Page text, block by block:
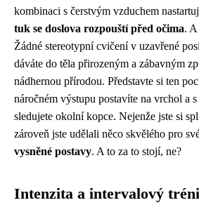
kombinaci s čerstvým vzduchem
tuk se doslova rozpouští před očima.
Žádné stereotypní cvičení v uzavřené
dáváte do těla přirozeným a zábavným
nádhernou přírodou. Představte si ten
náročném výstupu postavíte na vrchol a
sledujete okolní kopce. Nejenže jste si
zároveň jste udělali něco skvělého pro
vysněné postavy. A to za to stojí, ne?
Intenzita a intervalový